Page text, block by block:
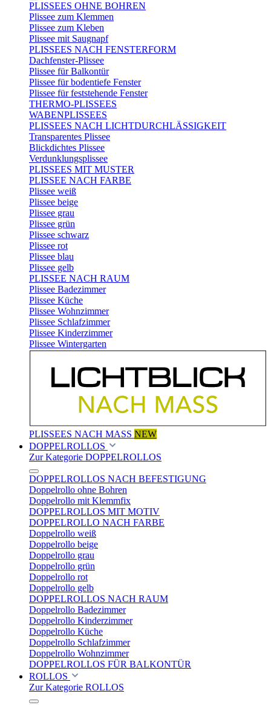
PLISSEES OHNE BOHREN
Plissee zum Klemmen
Plissee zum Kleben
Plissee mit Saugnapf
PLISSEES NACH FENSTERFORM
Dachfenster-Plissee
Plissee für Balkontür
Plissee für bodentiefe Fenster
Plissee für feststehende Fenster
THERMO-PLISSEES
WABENPLISSEES
PLISSEES NACH LICHTDURCHLÄSSIGKEIT
Transparentes Plissee
Blickdichtes Plissee
Verdunklungsplissee
PLISSEES MIT MUSTER
PLISSEE NACH FARBE
Plissee weiß
Plissee beige
Plissee grau
Plissee grün
Plissee schwarz
Plissee rot
Plissee blau
Plissee gelb
PLISSEE NACH RAUM
Plissee Badezimmer
Plissee Küche
Plissee Wohnzimmer
Plissee Schlafzimmer
Plissee Kinderzimmer
Plissee Wintergarten
PLISSEES NACH MASS NEW
DOPPELROLLOS
Zur Kategorie DOPPELROLLOS
DOPPELROLLOS NACH BEFESTIGUNG
Doppelrollo ohne Bohren
Doppelrollo mit Klemmfix
DOPPELROLLOS MIT MOTIV
DOPPELROLLO NACH FARBE
Doppelrollo weiß
Doppelrollo beige
Doppelrollo grau
Doppelrollo grün
Doppelrollo rot
Doppelrollo gelb
DOPPELROLLOS NACH RAUM
Doppelrollo Badezimmer
Doppelrollo Kinderzimmer
Doppelrollo Küche
Doppelrollo Schlafzimmer
Doppelrollo Wohnzimmer
DOPPELROLLOS FÜR BALKONTÜR
ROLLOS
Zur Kategorie ROLLOS